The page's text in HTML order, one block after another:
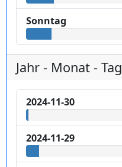
Sonntag
Jahr - Monat - Tag
2024-11-30
2024-11-29